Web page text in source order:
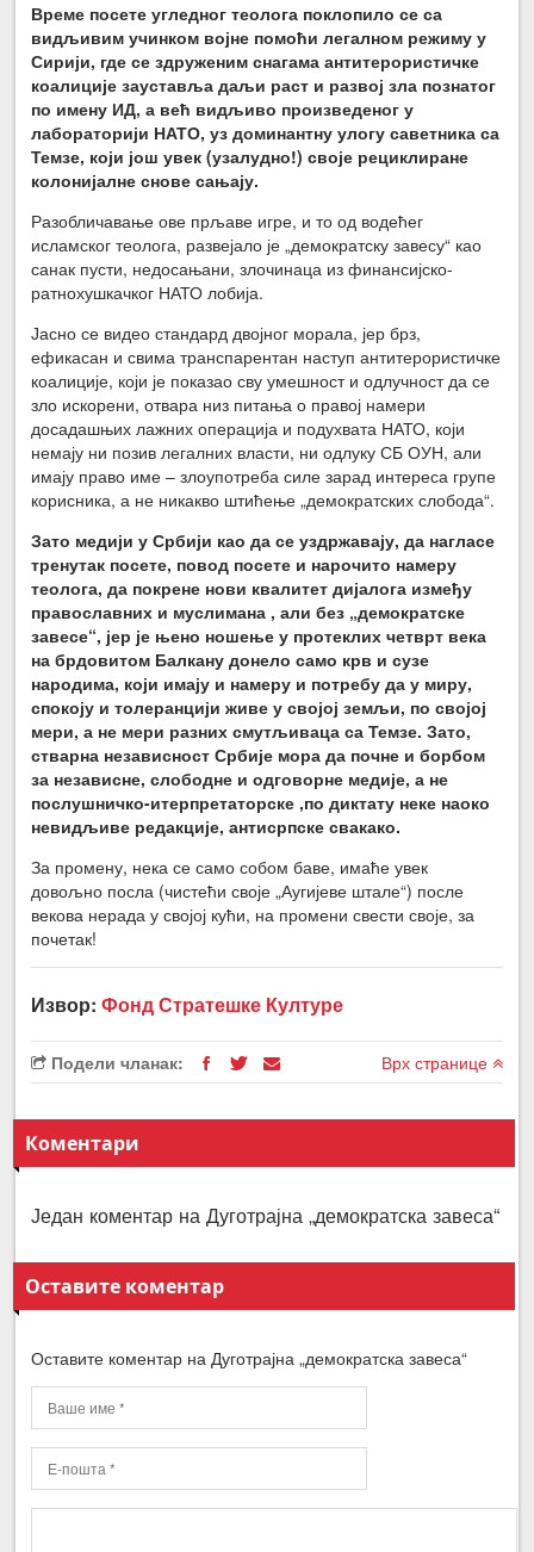
Време посете угледног теолога поклопило се са
видљивим учинком војне помоћи легалном режиму у
Сирији, где се здруженим снагама антитерористичке
коалиције зауставља даљи раст и развој зла познатог
по имену ИД, а већ видљиво произведеног у
лабораторији НАТО, уз доминантну улогу саветника са
Темзе, који још увек (узалудно!) своје рециклиране
колонијалне снове сањају.
Разобличавање ове прљаве игре, и то од водећег
исламског теолога, развејало је „демократску завесу“ као
санак пусти, недосањани, злочинаца из финансијско-
ратнохушкачког НАТО лобија.
Јасно се видео стандард двојног морала, јер брз,
ефикасан и свима транспарентан наступ антитерористичке
коалиције, који је показао сву умешност и одлучност да се
зло искорени, отвара низ питања о правој намери
досадашњих лажних операција и подухвата НАТО, који
немају ни позив легалних власти, ни одлуку СБ ОУН, али
имају право име – злоупотреба силе зарад интереса групе
корисника, а не никакво штићење „демократских слобода“.
Зато медији у Србији као да се уздржавају, да нагласе
тренутак посете, повод посете и нарочито намеру
теолога, да покрене нови квалитет дијалога између
православних и муслимана , али без „демократске
завесе“, јер је њено ношење у протеклих четврт века
на брдовитом Балкану донело само крв и сузе
народима, који имају и намеру и потребу да у миру,
спокоју и толеранцији живе у својој земљи, по својој
мери, а не мери разних смутљиваца са Темзе. Зато,
стварна независност Србије мора да почне и борбом
за независне, слободне и одговорне медије, а не
послушничко-итерпретаторске ,по диктату неке наоко
невидљиве редакције, антисрпске свакако.
За промену, нека се само собом баве, имаће увек
довољно посла (чистећи своје „Аугијеве штале“) после
векова нерада у својој кући, на промени свести своје, за
почетак!
Извор:Фонд Стратешке Културе
Подели чланак: Врх странице
Коментари
Један коментар на Дуготрајна „демократска завеса“
Оставите коментар
Оставите коментар на Дуготрајна „демократска завеса“